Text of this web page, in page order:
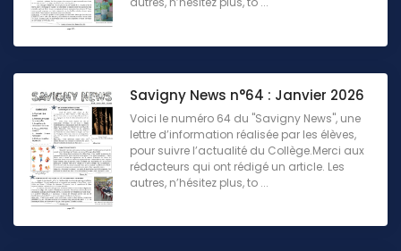
Savigny News n°64 : Janvier 2026
Voici le numéro 64 du "Savigny News", une
lettre d’information réalisée par les élèves,
pour suivre l’actualité du Collège.Merci aux
rédacteurs qui ont rédigé un article. Les
autres, n’hésitez plus, to ...